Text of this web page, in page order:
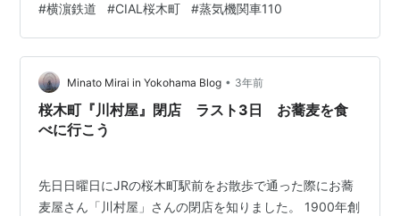
#横濵鉄道 #CIAL桜木町 #蒸気機関車110
Minato Mirai in Yokohama Blog • 3年前
桜木町『川村屋』閉店 ラスト3日 お蕎麦を食
べに行こう
先日日曜日にJRの桜木町駅前をお散歩で通った際にお蕎
麦屋さん「川村屋」さんの閉店を知りました。 1900年創